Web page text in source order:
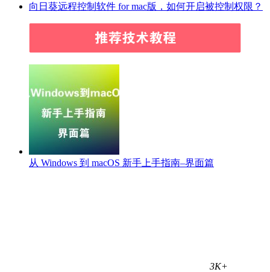
向日葵远程控制软件 for mac版，如何开启被控制权限？
从 Windows 到 macOS 新手上手指南–界面篇
3K+